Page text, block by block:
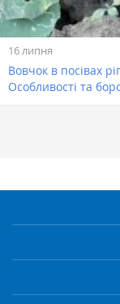
16 липня
Вовчок в посівах
Особливості та